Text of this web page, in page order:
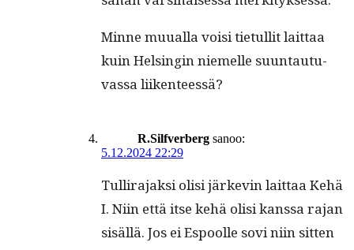
Minne muual­la voisi tietul­lit lait­taa
kuin Helsin­gin niemelle suun­tau­tu­
vas­sa liikenteessä?
R.Silfverberg sanoo:
5.12.2024 22:29
Tul­li­ra­jak­si olisi järkevin lait­taa Kehä
I. Niin että itse kehä olisi kanssa rajan
sisäl­lä. Jos ei Espoolle sovi niin sit­ten